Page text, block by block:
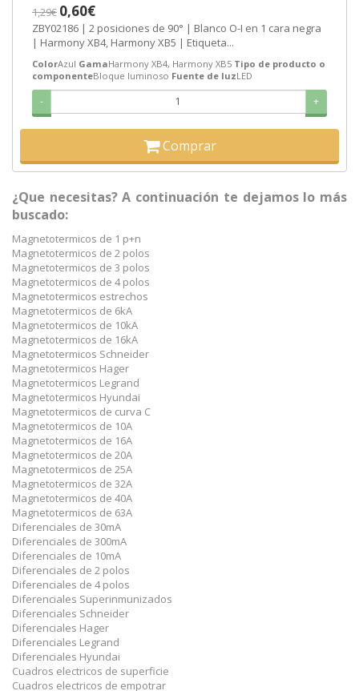
1,29€ 0,60€
ZBY02186 | 2 posiciones de 90° | Blanco O-I en 1 cara negra
| Harmony XB4, Harmony XB5 | Etiqueta...
ColorAzul GamaHarmony XB4, Harmony XB5 Tipo de producto o
componenteBloque luminoso Fuente de luzLED
- +
Comprar
¿Que necesitas? A continuación te dejamos lo más
buscado:
Magnetotermicos de 1 p+n
Magnetotermicos de 2 polos
Magnetotermicos de 3 polos
Magnetotermicos de 4 polos
Magnetotermicos estrechos
Magnetotermicos de 6kA
Magnetotermicos de 10kA
Magnetotermicos de 16kA
Magnetotermicos Schneider
Magnetotermicos Hager
Magnetotermicos Legrand
Magnetotermicos Hyundai
Magnetotermicos de curva C
Magnetotermicos de 10A
Magnetotermicos de 16A
Magnetotermicos de 20A
Magnetotermicos de 25A
Magnetotermicos de 32A
Magnetotermicos de 40A
Magnetotermicos de 63A
Diferenciales de 30mA
Diferenciales de 300mA
Diferenciales de 10mA
Diferenciales de 2 polos
Diferenciales de 4 polos
Diferenciales Superinmunizados
Diferenciales Schneider
Diferenciales Hager
Diferenciales Legrand
Diferenciales Hyundai
Cuadros electricos de superficie
Cuadros electricos de empotrar